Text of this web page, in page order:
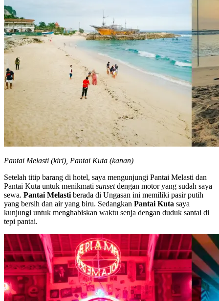
Pantai Melasti (kiri), Pantai Kuta (kanan)
Setelah titip barang di hotel, saya mengunjungi Pantai Melasti dan
Pantai Kuta untuk menikmati sunsetdengan motor yang sudah saya
sewa. Pantai Melasti berada di Ungasan ini memiliki pasir putih
yang bersih dan air yang biru. Sedangkan Pantai Kuta saya
kunjungi untuk menghabiskan waktu senja dengan duduk santai di
tepi pantai.